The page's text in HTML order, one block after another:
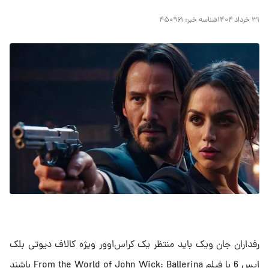
۳۱ خرداد ۱۴۰۴ شناسه خبر: ۴۵۰۹۶۱
رفداران جان ویک باید منتظر یک کراس‌اوور ویژه کالاف دیوتی بلک